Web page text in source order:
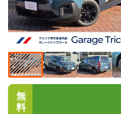
無
料